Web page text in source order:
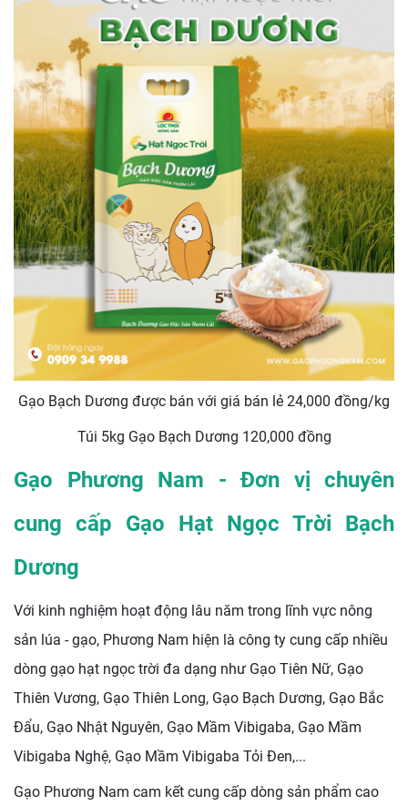
Gạo Bạch Dương được bán với giá bán lẻ 24,000 đồng/kg
Túi 5kg Gạo Bạch Dương 120,000 đồng
Gạo Phương Nam - Đơn vị chuyên
cung cấp Gạo Hạt Ngọc Trời Bạch
Dương
Với kinh nghiệm hoạt động lâu năm trong lĩnh vực nông
sản lúa - gạo, Phương Nam hiện là công ty cung cấp nhiều
dòng gạo hạt ngọc trời đa dạng như Gạo Tiên Nữ, Gạo
Thiên Vương, Gạo Thiên Long, Gạo Bạch Dương, Gạo Bắc
Đẩu, Gạo Nhật Nguyên, Gạo Mầm Vibigaba, Gạo Mầm
Vibigaba Nghệ, Gạo Mầm Vibigaba Tỏi Đen,...
Gạo Phương Nam cam kết cung cấp dòng sản phẩm cao